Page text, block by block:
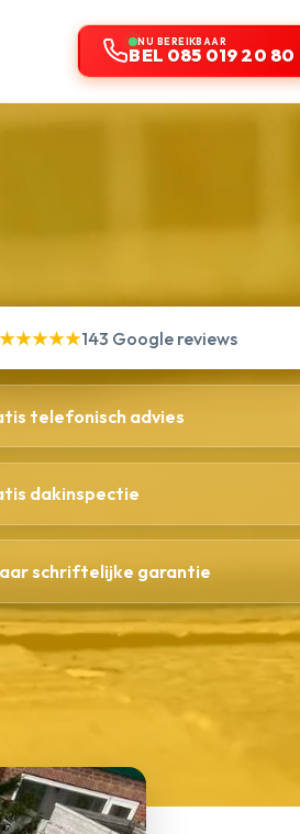
NU BEREIKBAAR
BEL 085 019 20 80
★★★★★143 Google reviews
telefonisch advies
dakinspectie
schriftelijke garantie